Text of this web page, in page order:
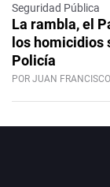
Seguridad Pública
La rambla, el
los homicidios
Policía
POR JUAN